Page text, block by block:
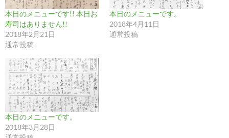
本日のメニューです!! 本日お
寿司はありません!!
2018年2月21日
通常投稿
本日のメニューです。
2018年4月11日
通常投稿
本日のメニューです。
2018年3月28日